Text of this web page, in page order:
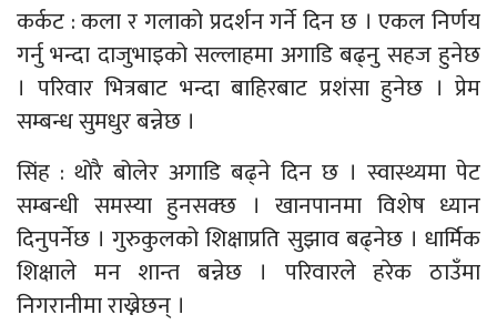
कर्कट : कला र गलाको प्रदर्शन गर्ने दिन छ । एकल निर्णय
गर्नु भन्दा दाजुभाइको सल्लाहमा अगाडि बढ्नु सहज हुनेछ
। परिवार भित्रबाट भन्दा बाहिरबाट प्रशंसा हुनेछ । प्रेम
सम्बन्ध सुमधुर बन्नेछ ।
सिंह : थोरै बोलेर अगाडि बढ्ने दिन छ । स्वास्थ्यमा पेट
सम्बन्धी समस्या हुनसक्छ । खानपानमा विशेष ध्यान
दिनुपर्नेछ । गुरुकुलको शिक्षाप्रति सुझाव बढ्नेछ । धार्मिक
शिक्षाले मन शान्त बन्नेछ । परिवारले हरेक ठाउँमा
निगरानीमा राख्नेछन् ।